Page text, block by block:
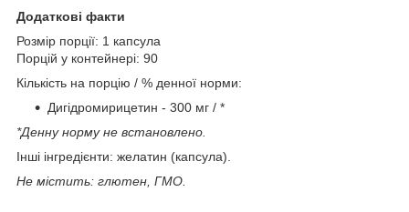
Додаткові факти
Розмір порції: 1 капсула
Порцій у контейнері: 90
Кількість на порцію / % денної норми:
Дигідромирицетин - 300 мг / *
*Денну норму не встановлено.
Інші інгредієнти: желатин (капсула).
Не містить: глютен, ГМО.